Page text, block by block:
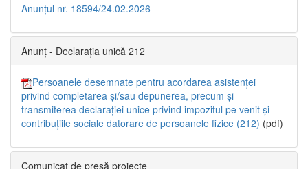
Anunțul nr. 18594/24.02.2026
Anunț - Declarația unică 212
Persoanele desemnate pentru acordarea asistenței
privind completarea și/sau depunerea, precum și
transmiterea declarației unice privind impozitul pe venit și
contribuțiile sociale datorare de persoanele fizice (212) (pdf)
Comunicat de presă proiecte